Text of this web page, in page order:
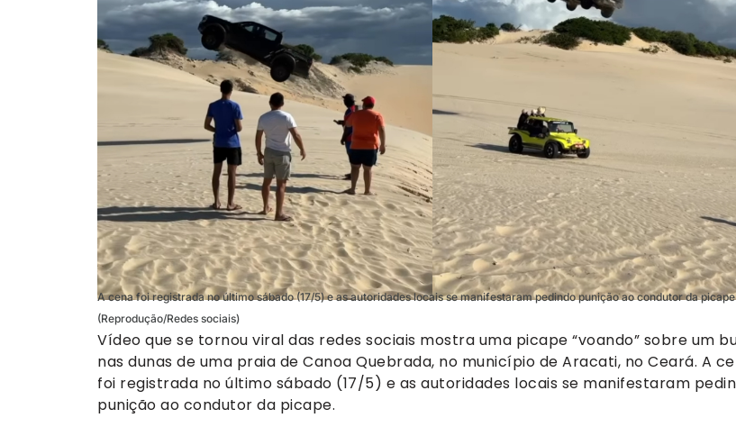
A cena foi registrada no último sábado (17/5) e as autoridades locais se manifestaram pedindo punição ao condutor da picape
(Reprodução/Redes sociais)
Vídeo que se tornou viral das redes sociais mostra uma picape “voando” sobre um
nas dunas de uma praia de Canoa Quebrada, no município de Aracati, no Ceará. A
foi registrada no último sábado (17/5) e as autoridades locais se manifestaram
punição ao condutor da picape.